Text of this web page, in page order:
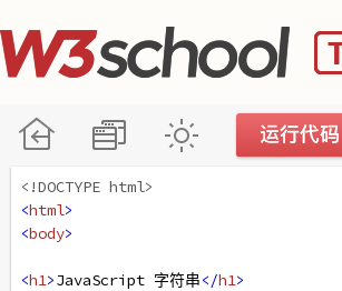
<!DOCTYPE html>
<html>
<body>
<h1>JavaScript 字符串</h1>